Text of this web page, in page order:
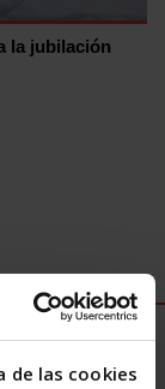
de las cookies
la jubilación